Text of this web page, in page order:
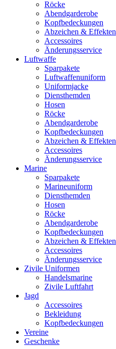
Röcke
Abendgarderobe
Kopfbedeckungen
Abzeichen & Effekten
Accessoires
Änderungsservice
Luftwaffe
Sparpakete
Luftwaffenuniform
Uniformjacke
Diensthemden
Hosen
Röcke
Abendgarderobe
Kopfbedeckungen
Abzeichen & Effekten
Accessoires
Änderungsservice
Marine
Sparpakete
Marineuniform
Diensthemden
Hosen
Röcke
Abendgarderobe
Kopfbedeckungen
Abzeichen & Effekten
Accessoires
Änderungsservice
Zivile Uniformen
Handelsmarine
Zivile Luftfahrt
Jagd
Accessoires
Bekleidung
Kopfbedeckungen
Vereine
Geschenke